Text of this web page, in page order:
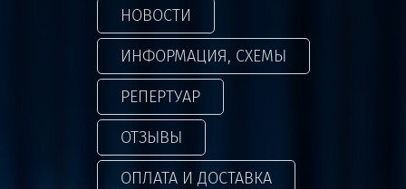
НОВОСТИ
ИНФОРМАЦИЯ, СХЕМЫ
РЕПЕРТУАР
ОТЗЫВЫ
ОПЛАТА И ДОСТАВКА